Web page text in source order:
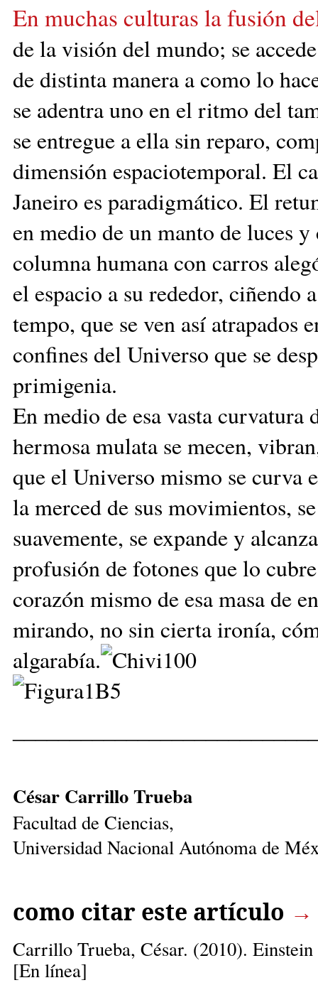
En muchas culturas la fusión
dela visión del mundo; se
de distinta manera a como lo
se adentra uno en el ritmo del
se entregue a ella sin reparo,
dimensión espaciotemporal. El
Janeiro es paradigmático. El
en medio de un manto de luces
columna humana con carros
el espacio a su rededor, ciñendo
tempo, que se ven así atrapados
confines del Universo que se
primigenia.
En medio de esa vasta curvatura
hermosa mulata se mecen,
que el Universo mismo se curva
la merced de sus movimientos,
suavemente, se expande y
profusión de fotones que lo
corazón mismo de esa masa de
mirando, no sin cierta ironía,
algarabía.
César Carrillo Trueba
Facultad de Ciencias,
Universidad Nacional Autónoma de
como citar este artículo →
Carrillo Trueba, César. (2010).
[En línea]